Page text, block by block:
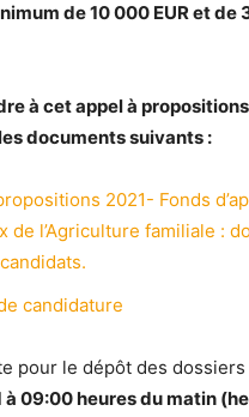
de 10 000 EUR et de
à cet appel à
documents suivants :
2021- Fonds
de l’Agriculture familiale :
candidature
pour le dépôt des
à 09:00 heures du matin